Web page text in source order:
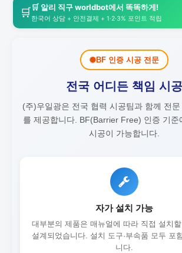
🛒🛒 알리 직구 worldbot에서 똑똑하게!
한국어 상담 + 안전결제 + 1·2·3% 포인트 적립
BF 인증 시공 전문
전국 어디든 책임 시공
(주)우일광은 전국 협력 시공팀과 함께 전
를 제공합니다. BF(Barrier Free) 인증 기준
시공이 가능합니다.
자가 설치 가능
대부분의 제품은 매뉴얼에 따라 직접 설치
설계되었습니다. 설치 도구·부속품 모두 포
니다.